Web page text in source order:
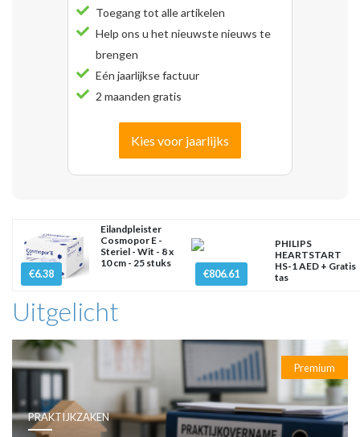
Toegang tot alle artikelen
Help ons u het nieuwste nieuws te
brengen
Eén jaarlijkse factuur
2 maanden gratis
Kies voor jaarlijks
€6.38
Eilandpleister
Cosmopor E -
Steriel - Wit - 8 x
10 cm - 25 stuks
€806.61
PHILIPS
HEARTSTART
HS-1 AED + Gratis
tas
Uitgelicht
Premium
PRAKTIJKZAKEN